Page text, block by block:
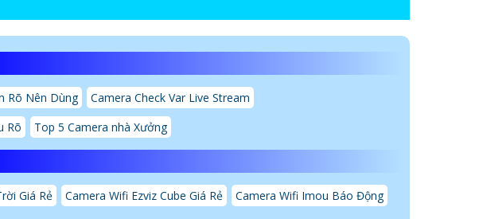
Rõ Nên Dùng
Camera Check Var Live Stream
Rõ Top 5 Camera nhà Xưởng
Giá Rẻ Camera Wifi Ezviz Cube Giá Rẻ
Camera Wifi Imou Báo Động